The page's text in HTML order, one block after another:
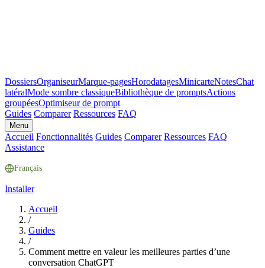
DossiersOrganiseurMarque-pagesHorodatagesMinicarteNotesChat
latéralMode sombre classiqueBibliothèque de promptsActions
groupéesOptimiseur de prompt
Guides Comparer Ressources FAQ
Menu
Accueil Fonctionnalités Guides Comparer Ressources FAQ
Assistance
Français
Installer
Accueil
/
Guides
/
Comment mettre en valeur les meilleures parties d’une
conversation ChatGPT